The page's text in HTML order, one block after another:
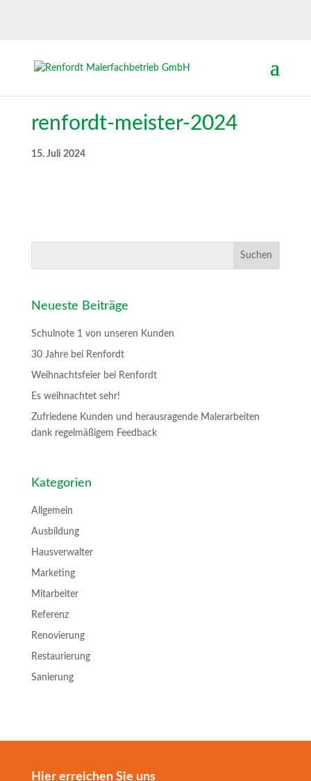
renfordt-meister-2024
15. Juli 2024
Neueste Beiträge
Schulnote 1 von unseren Kunden
30 Jahre bei Renfordt
Weihnachtsfeier bei Renfordt
Es weihnachtet sehr!
Zufriedene Kunden und herausragende Malerarbeiten
dank regelmäßigem Feedback
Kategorien
Allgemein
Ausbildung
Hausverwalter
Marketing
Mitarbeiter
Referenz
Renovierung
Restaurierung
Sanierung
Hier erreichen Sie uns